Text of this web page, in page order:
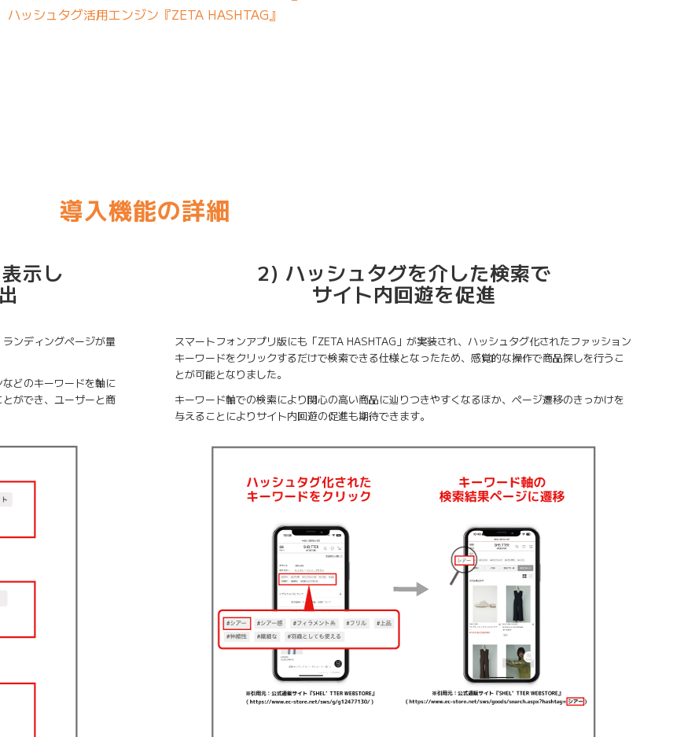
ハッシュタグ活用エンジン『ZETA HASHTAG』
導入機能の詳細
示し
ンディングページが量
どのキーワードを軸に
ができ、ユーザーと商
2) ハッシュタグを介した検索で
サイト内回遊を促進
スマートフォンアプリ版にも「ZETA HASHTAG」が実装され、ハッシュタグ化されたファッション
キーワードをクリックするだけで検索できる仕様となったため、感覚的な操作で商品探しを行うこ
とが可能となりました。
キーワード軸での検索により関心の高い商品に辿りつきやすくなるほか、ページ遷移のきっかけを
与えることによりサイト内回遊の促進も期待できます。